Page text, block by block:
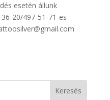
esetén állunk
20/497-51-71-es